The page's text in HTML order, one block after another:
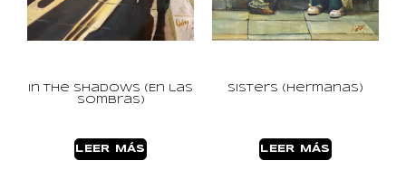
In the Shadows (En las
sombras)
LEER MÁS
Sisters (Hermanas)
LEER MÁS